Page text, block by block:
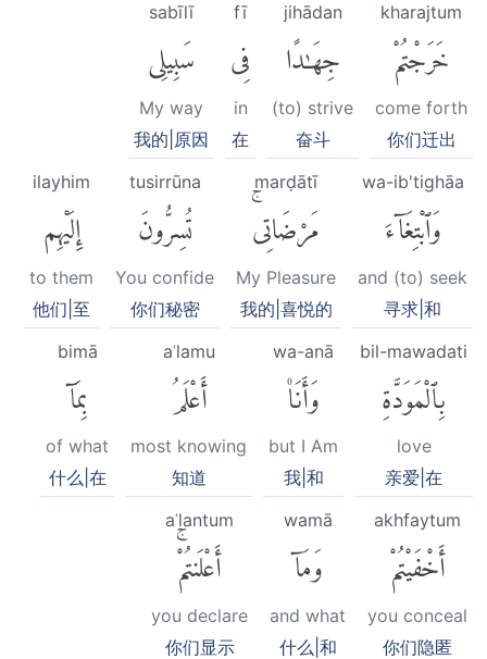
kharajtum
خَرَجْتُمْ
come forth
你们迁出
jihādan
جِهَٰدًا
(to) strive
奋斗
fī
فِى
in
在
sabīlī
سَبِيلِى
My way
我的|原因
wa-ib'tighāa
وَٱبْتِغَآءَ
and (to) seek
寻求|和
marḍātī
مَرْضَاتِىۚ
My Pleasure
我的|喜悦的
tusirrūna
تُسِرُّونَ
You confide
你们秘密
ilayhim
إِلَيْهِم
to them
他们|至
bil-mawadati
بِٱلْمَوَدَّةِ
love
亲爱|在
wa-anā
وَأَنَا۠
but I Am
我|和
aʿlamu
أَعْلَمُ
most knowing
知道
bimā
بِمَآ
of what
什么|在
akhfaytum
أَخْفَيْتُمْ
you conceal
你们隐匿
wamā
وَمَآ
and what
什么|和
aʿlantum
أَعْلَنتُمْۚ
you declare
你们显示